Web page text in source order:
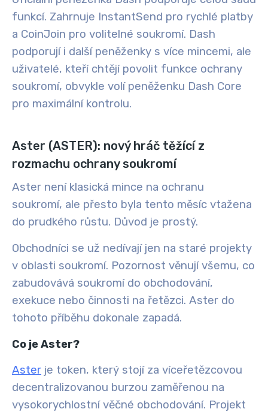
funkcí. Zahrnuje InstantSend pro rychlé platby
a CoinJoin pro volitelné soukromí. Dash
podporují i další peněženky s více mincemi, ale
uživatelé, kteří chtějí povolit funkce ochrany
soukromí, obvykle volí peněženku Dash Core
pro maximální kontrolu.
Aster (ASTER): nový hráč těžící z
rozmachu ochrany soukromí
Aster není klasická mince na ochranu
soukromí, ale přesto byla tento měsíc vtažena
do prudkého růstu. Důvod je prostý.
Obchodníci se už nedívají jen na staré projekty
v oblasti soukromí. Pozornost věnují všemu, co
zabudovává soukromí do obchodování,
exekuce nebo činnosti na řetězci. Aster do
tohoto příběhu dokonale zapadá.
Co je Aster?
Aster je token, který stojí za víceřetězcovou
decentralizovanou burzou zaměřenou na
vysokorychlostní věčné obchodování. Projekt